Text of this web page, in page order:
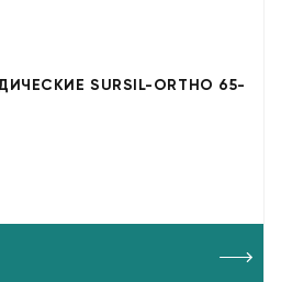
SURSIL-ORTHO 65-